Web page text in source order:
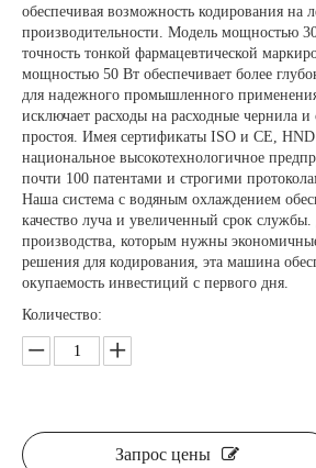
обеспечивая возможность кодирования на
производительности. Модель мощностью
точность тонкой фармацевтической
мощностью 50 Вт обеспечивает более
для надежного промышленного
исключает расходы на расходные чернила и
простоя. Имея сертификаты ISO и CE, HND
национальное высокотехнологичное
почти 100 патентами и строгими
Наша система с водяным охлаждением
качество луча и увеличенный срок службы.
производства, которым нужны
решения для кодирования, эта машина
окупаемость инвестиций с первого дня.
Количество:
Запрос цены